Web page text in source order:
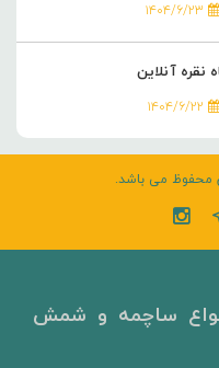
۱۴۰۴/۶/۲۳
نقره آنلاین
۱۴۰۴/۶/۲۲
محفوظ می باشد.
انواع ساچمه و شمش